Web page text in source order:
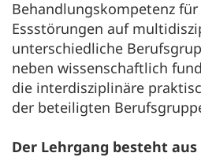
Behandlungskompetenz
Essstörungen auf
unterschiedliche
neben wissenschaftlich
die interdisziplinäre
der beteiligten
Der Lehrgang besteht aus